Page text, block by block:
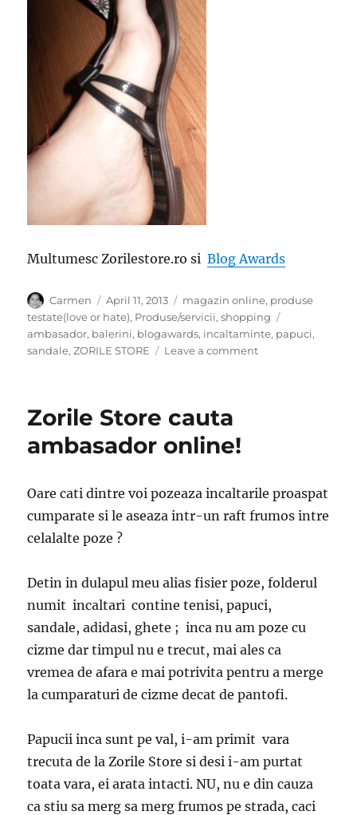
Multumesc Zorilestore.ro siBlog Awards
Author
Carmen
Posted
on
April 11, 2013 Categories
magazin online, produse
testate(love or hate), Produse/servicii,shopping
ambasador, balerini, blogawards, incaltaminte, papuci,
sandale,ZORILE STORE Leave a commenton
Zorile Store cauta
ambasador online!
Oare cati dintre voi pozeaza incaltarile proaspat
cumparate si le aseaza intr-un raft frumos intre
celalalte poze ?
Detin in dulapul meu alias fisier poze, folderul
numit incaltari contine tenisi, papuci,
sandale, adidasi, ghete ; inca nu am poze cu
cizme dar timpul nu e trecut, mai ales ca
vremea de afara e mai potrivita pentru a merge
la cumparaturi de cizme decat de pantofi.
Papucii inca sunt pe val, i-am primit vara
trecuta de la Zorile Store si desi i-am purtat
toata vara, ei arata intacti. NU, nu e din cauza
ca stiu sa merg sa merg frumos pe strada, caci